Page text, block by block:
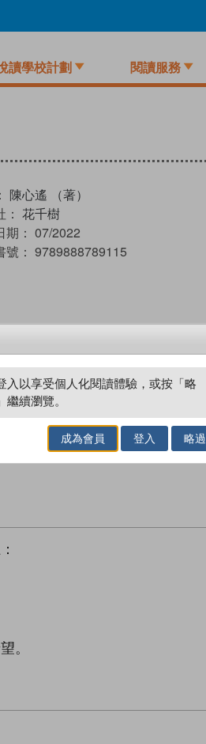
讀學校計劃 閱讀服務
陳心遙 （著）
花千樹
： 07/2022
： 9789888789115
。
入以享受個人化閱讀體驗，或按「略
繼續瀏覽。
成為會員 登入 略過